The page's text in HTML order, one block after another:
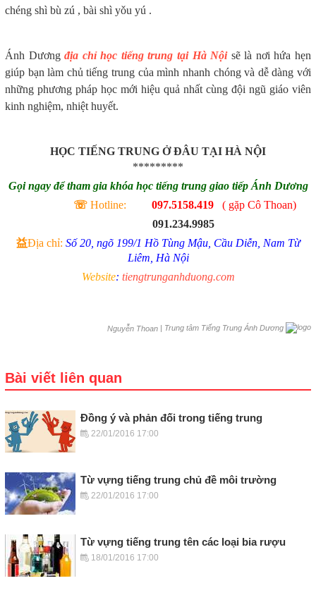
chéng shì bù zú , bài shì yǒu yú .
Ánh Dươngđịa chỉ học tiếng trung tại Hà Nộisẽ là nơi hứa hẹn
giúp bạn làm chủ tiếng trung của mình nhanh chóng và dễ dàng với
những phương pháp học mới hiệu quả nhất cùng đội ngũ giáo viên
kinh nghiệm, nhiệt huyết.
HỌC TIẾNG TRUNG Ở ĐÂU TẠI HÀ NỘI
*********
Gọi ngay để tham gia khóa học tiếng trung giao tiếp Ánh Dương
☏ Hotline: 097.5158.419 ( gặp Cô Thoan)
091.234.9985
益Địa chỉ: Số 20, ngõ 199/1 Hồ Tùng Mậu, Cầu Diễn, Nam Từ
Liêm, Hà Nội
Website: tiengtrunganhduong.com
Nguyễn Thoan Trung tâm Tiếng Trung Ánh Dương
Bài viết liên quan
Đồng ý và phản đối trong tiếng trung
22/01/2016 17:00
Từ vựng tiếng trung chủ đề môi trường
22/01/2016 17:00
Từ vựng tiếng trung tên các loại bia rượu
18/01/2016 17:00